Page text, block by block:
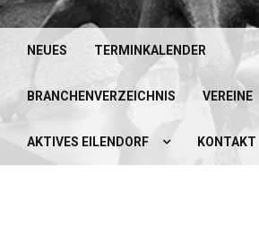
NEUES TERMINKALENDER
BRANCHENVERZEICHNIS VEREINE
AKTIVES EILENDORF KONTAKT